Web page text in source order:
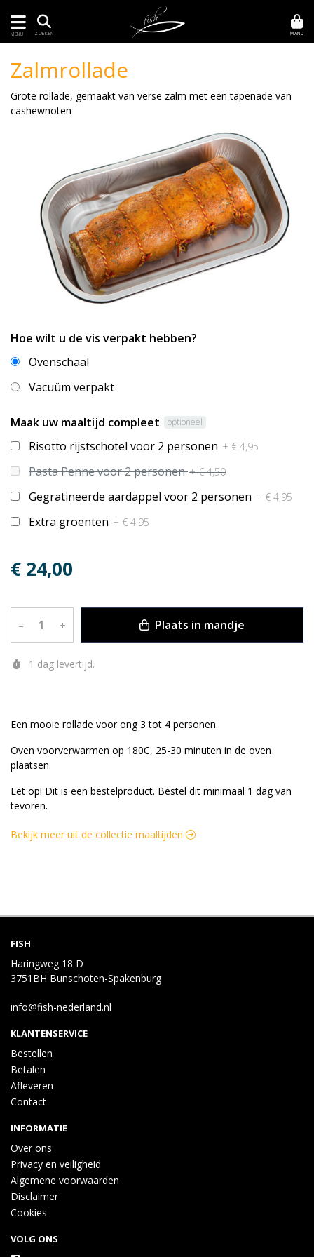
MENU ZOEKEN MAND
Een mooie rollade voor ong 3 tot 4 personen.
Oven voorverwarmen op 180C, 25-30 minuten in de oven
plaatsen.
Let op! Dit is een bestelproduct. Bestel dit minimaal 1 dag van
tevoren.
Zalmrollade
Grote rollade, gemaakt van verse zalm met een tapenade van
cashewnoten
Hoe wilt u de vis verpakt hebben?
Ovenschaal
Vacuüm verpakt
Maak uw maaltijd compleet optioneel
Risotto rijstschotel voor 2 personen + € 4,95
Pasta Penne voor 2 personen+ € 4,50
Gegratineerde aardappel voor 2 personen + € 4,95
Extra groenten + € 4,95
€ 24,00
– + Plaats in mandje
1 dag levertijd.
Bekijk meer uit de collectie maaltijden
FISH
Haringweg 18 D
3751BH Bunschoten-Spakenburg
info@fish-nederland.nl
KLANTENSERVICE
Bestellen
Betalen
Afleveren
Contact
INFORMATIE
Over ons
Privacy en veiligheid
Algemene voorwaarden
Disclaimer
Cookies
VOLG ONS